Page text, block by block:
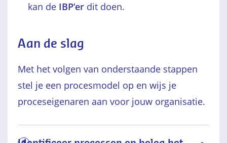
kan de IBP’er dit doen.
Aan de slag
Met het volgen van onderstaande stappen
stel je een procesmodel op en wijs je
proceseigenaren aan voor jouw organisatie.